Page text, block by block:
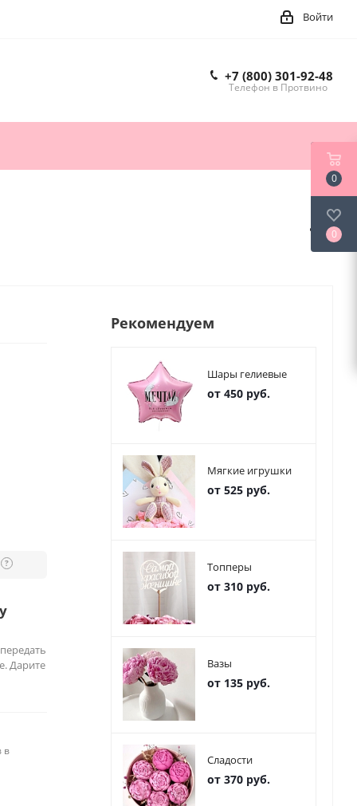
Войти
+7 (800) 301-92-48
Телефон в Протвино
?
Дарите
в
Рекомендуем
Шары гелиевые
от 450 руб.
Мягкие игрушки
от 525 руб.
Топперы
от 310 руб.
Вазы
от 135 руб.
Сладости
от 370 руб.
0
0